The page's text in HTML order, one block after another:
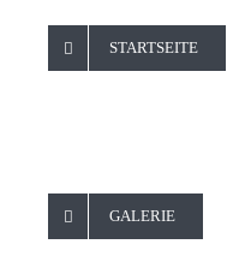
STARTSEITE
GALERIE